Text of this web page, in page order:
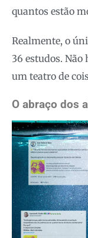
quantos estão
Realmente, o
36 estudos. Não
um teatro de
O abraço dos